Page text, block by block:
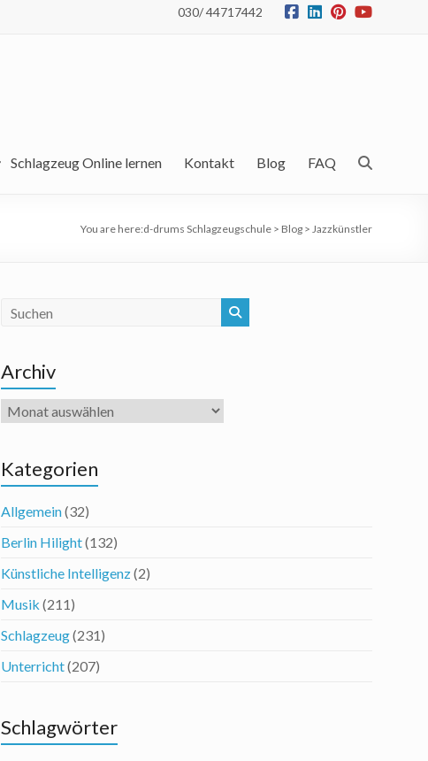
030/ 44717442
Schlagzeug Online lernen Kontakt Blog FAQ
You are here:d-drums Schlagzeugschule > Blog > Jazzkünstler
Archiv
Archiv
Kategorien
Allgemein(32)
Berlin Hilight(132)
Künstliche Intelligenz(2)
Musik (211)
Schlagzeug(231)
Unterricht(207)
Schlagwörter